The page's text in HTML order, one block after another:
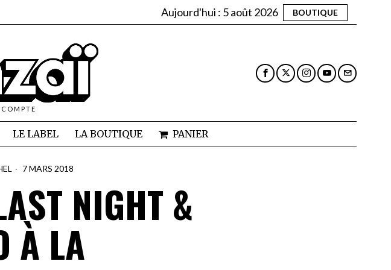
Aujourd'hui : 5 août 2026 BOUTIQUE
LE LABEL LA BOUTIQUE PANIER
7 MARS 2018
NIGHT &
À LA